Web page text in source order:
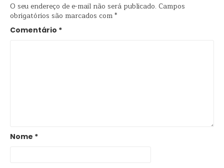
O seu endereço de e-mail não será publicado. Campos
obrigatórios são marcados com*
Comentário *
Nome *